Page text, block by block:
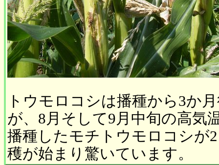
トウモロコシは播種から3か
が、8月そして9月中旬の高気
播種したモチトウモロコシが
穫が始まり驚いています。